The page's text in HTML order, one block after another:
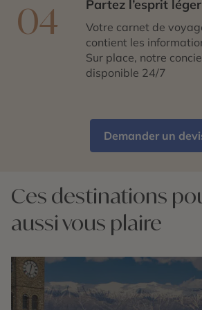
04 Partez l’esprit léger
Votre carnet de
contient les
Sur place, notre
disponible 24/7
Demander un
Ces destinations
aussi vous plaire